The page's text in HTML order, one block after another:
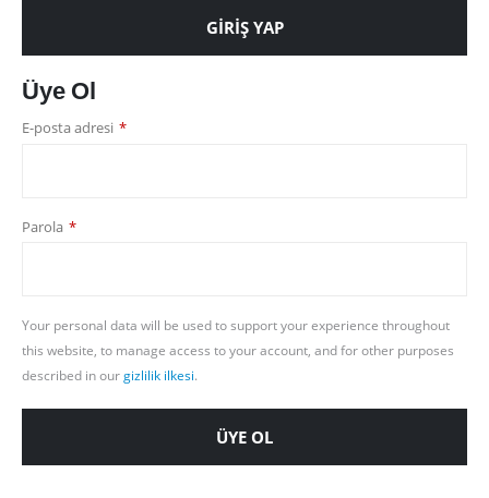
GIRIŞ YAP
Üye Ol
E-posta adresi *Gerekli
Parola *Gerekli
Your personal data will be used to support your experience throughout
this website, to manage access to your account, and for other purposes
described in ourgizlilik ilkesi.
ÜYE OL